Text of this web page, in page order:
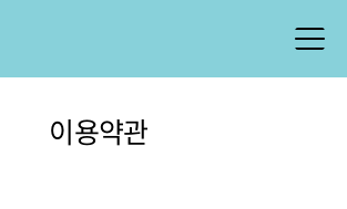
이용약관